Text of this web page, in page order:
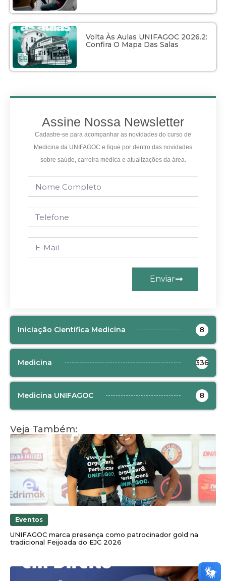
Volta Às Aulas UNIFAGOC 2026.2:
Confira O Mapa Das Salas
Assine Nossa Newsletter
Cadastre-se para acompanhar as novidades do curso de
Medicina da UNIFAGOC e fique por dentro das novidades
sobre saúde, carreira médica e atualizações da área.
Enviar
Iniciação Científica Medicina 8
Medicina 336
Medicina UNIFAGOC 8
Veja Também:
Eventos
UNIFAGOC marca presença como patrocinador gold na
tradicional Feijoada do EJC 2026